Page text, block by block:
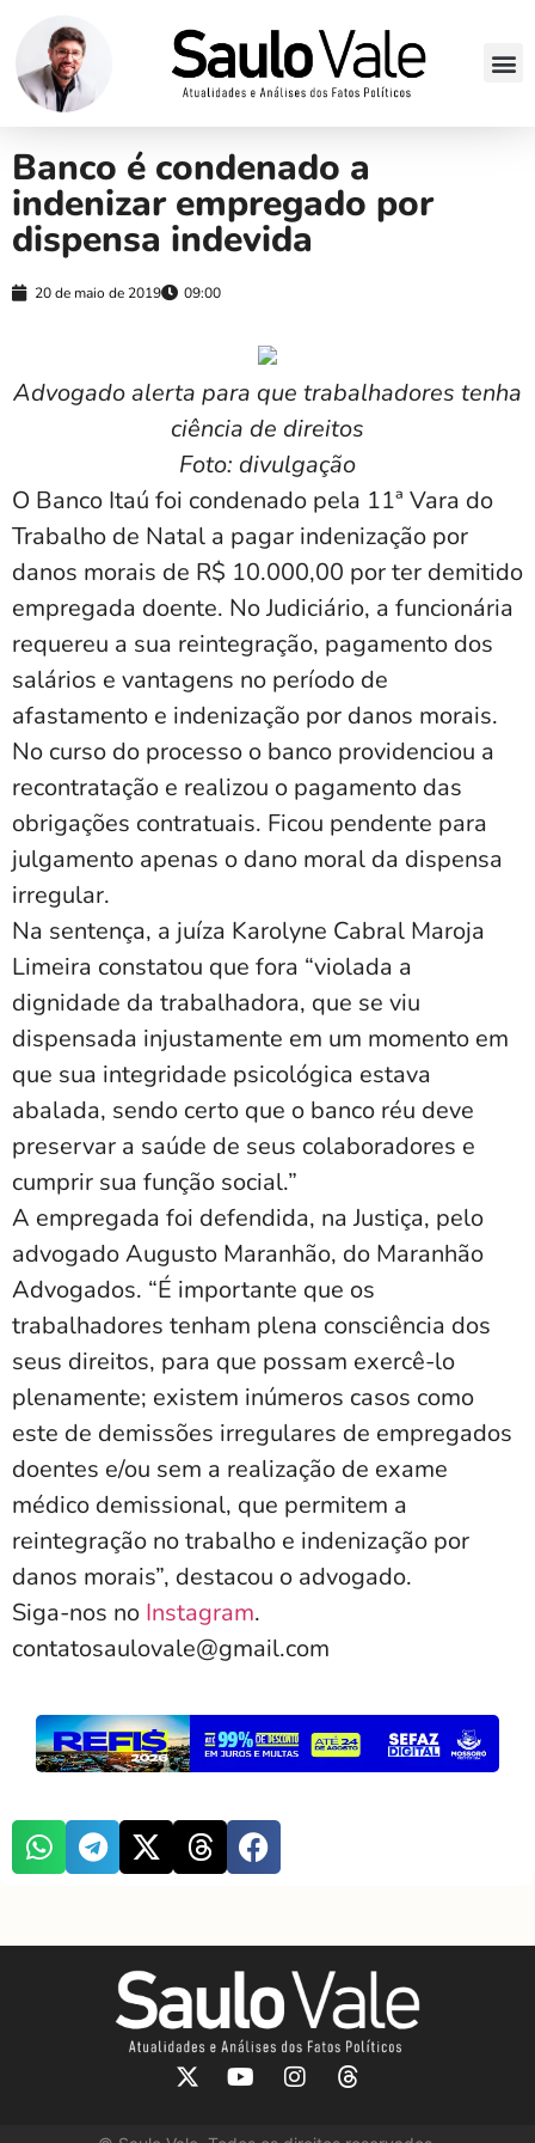
Banco é condenado a
indenizar empregado por
dispensa indevida
20 de maio de 2019 09:00
Advogado alerta para que trabalhadores tenha
ciência de direitos
Foto: divulgação
O Banco Itaú foi condenado pela 11ª Vara do
Trabalho de Natal a pagar indenização por
danos morais de R$ 10.000,00 por ter demitido
empregada doente. No Judiciário, a funcionária
requereu a sua reintegração, pagamento dos
salários e vantagens no período de
afastamento e indenização por danos morais.
No curso do processo o banco providenciou a
recontratação e realizou o pagamento das
obrigações contratuais. Ficou pendente para
julgamento apenas o dano moral da dispensa
irregular.
Na sentença, a juíza Karolyne Cabral Maroja
Limeira constatou que fora “violada a
dignidade da trabalhadora, que se viu
dispensada injustamente em um momento em
que sua integridade psicológica estava
abalada, sendo certo que o banco réu deve
preservar a saúde de seus colaboradores e
cumprir sua função social.”
A empregada foi defendida, na Justiça, pelo
advogado Augusto Maranhão, do Maranhão
Advogados. “É importante que os
trabalhadores tenham plena consciência dos
seus direitos, para que possam exercê-lo
plenamente; existem inúmeros casos como
este de demissões irregulares de empregados
doentes e/ou sem a realização de exame
médico demissional, que permitem a
reintegração no trabalho e indenização por
danos morais”, destacou o advogado.
Siga-nos no Instagram.
contatosaulovale@gmail.com